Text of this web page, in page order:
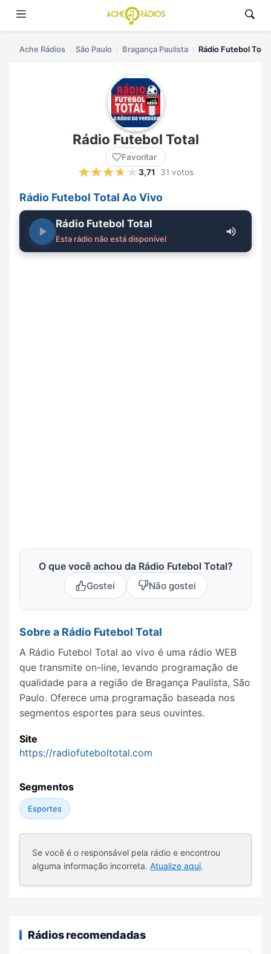
Ache Rádios São Paulo Bragança Paulista Rádio Futebol
Rádio Futebol Total
Favoritar
3,71
31 votos
Rádio Futebol Total Ao Vivo
Rádio Futebol Total
Esta rádio não está disponível
O que você achou da Rádio Futebol Total?
Gostei Não gostei
Sobre a Rádio Futebol Total
A Rádio Futebol Total ao vivo é uma rádio WEB
que transmite on-line, levando programação de
qualidade para a região de Bragança Paulista, São
Paulo. Oferece uma programação baseada nos
segmentos esportes para seus ouvintes.
Site
https://radiofuteboltotal.com
Segmentos
Esportes
Se você é o responsável pela rádio e encontrou
alguma informação incorreta. Atualize aqui.
Rádios recomendadas